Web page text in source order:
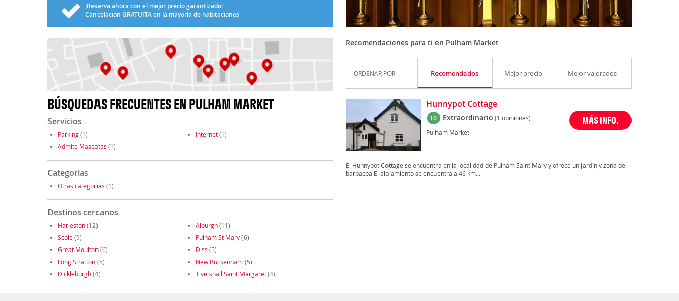
¡Reserva ahora con el mejor precio garantizado!
Cancelación GRATUITAen la mayoría de habitaciones
BÚSQUEDAS FRECUENTES EN PULHAM MARKET
Servicios
Parking(1) Internet(1)
Admite Mascotas (1)
Categorías
Otras categorías (1)
Destinos cercanos
Harleston(12) Alburgh(11)
Scole(9) Pulham St Mary(6)
Great Moulton(6) Diss (5)
Long Stratton(5) New Buckenham(5)
Dickleburgh(4) Tivetshall Saint Margaret(4)
Recomendaciones para ti en Pulham Market
ORDENAR POR: Recomendados Mejor precio Mejor valorados
Hunnypot Cottage
10 Extraordinario (1 opiniones)
Pulham Market
MÁS INFO.
El Hunnypot Cottage se encuentra en la localidad de Pulham Saint Mary y ofrece un jardín y zona de
barbacoa El alojamiento se encuentra a 46 km...